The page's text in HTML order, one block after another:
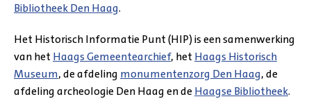
Bibliotheek Den Haag.
Het Historisch Informatie Punt (HIP) is een samenwerking
van het Haags Gemeentearchief, het Haags Historisch
Museum, de afdeling monumentenzorg Den Haag, de
afdeling archeologie Den Haag en deHaagse Bibliotheek.